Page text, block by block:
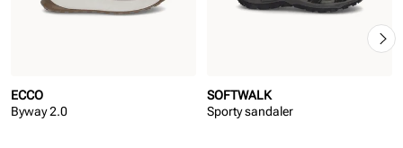
ECCO
Byway 2.0
SOFTWALK
Sporty sandaler